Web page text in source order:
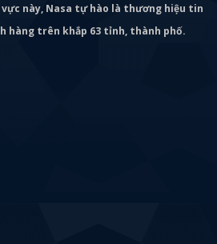
này, Nasa tự hào là thương hiệu tin
hàng trên khắp 63 tỉnh, thành phố.